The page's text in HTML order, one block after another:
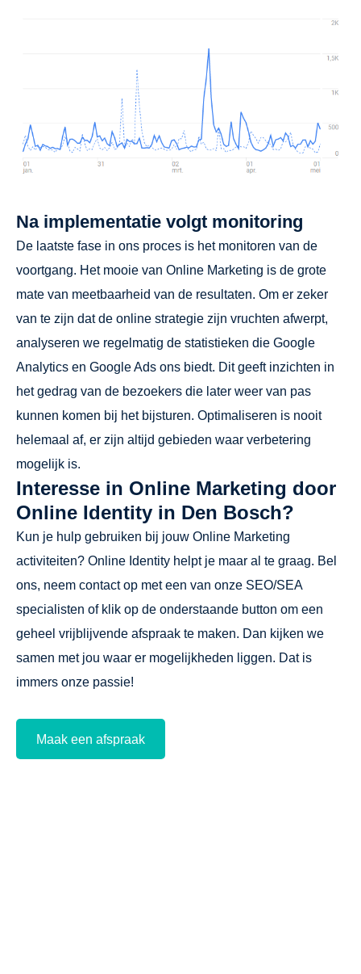
Na implementatie volgt monitoring
De laatste fase in ons proces is het monitoren van de
voortgang. Het mooie van Online Marketing is de grote
mate van meetbaarheid van de resultaten. Om er zeker
van te zijn dat de online strategie zijn vruchten afwerpt,
analyseren we regelmatig de statistieken die Google
Analytics en Google Ads ons biedt. Dit geeft inzichten in
het gedrag van de bezoekers die later weer van pas
kunnen komen bij het bijsturen. Optimaliseren is nooit
helemaal af, er zijn altijd gebieden waar verbetering
mogelijk is.
Interesse in Online Marketing door
Online Identity in Den Bosch?
Kun je hulp gebruiken bij jouw Online Marketing
activiteiten? Online Identity helpt je maar al te graag. Bel
ons, neem contact op met een van onze SEO/SEA
specialisten of klik op de onderstaande button om een
geheel vrijblijvende afspraak te maken. Dan kijken we
samen met jou waar er mogelijkheden liggen. Dat is
immers onze passie!
Maak een afspraak